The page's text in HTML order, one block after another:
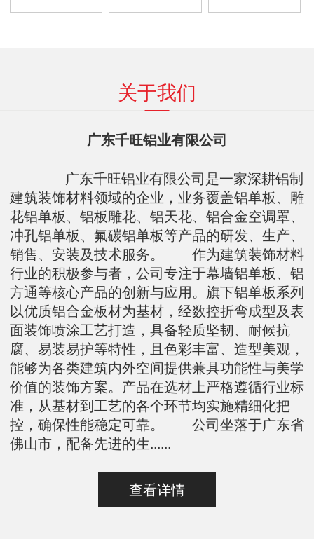
关于我们
广东千旺铝业有限公司
广东千旺铝业有限公司是一家深耕铝制
建筑装饰材料领域的企业，业务覆盖铝单板、雕
花铝单板、铝板雕花、铝天花、铝合金空调罩、
冲孔铝单板、氟碳铝单板等产品的研发、生产、
销售、安装及技术服务。 作为建筑装饰材料
行业的积极参与者，公司专注于幕墙铝单板、铝
方通等核心产品的创新与应用。旗下铝单板系列
以优质铝合金板材为基材，经数控折弯成型及表
面装饰喷涂工艺打造，具备轻质坚韧、耐候抗
腐、易装易护等特性，且色彩丰富、造型美观，
能够为各类建筑内外空间提供兼具功能性与美学
价值的装饰方案。产品在选材上严格遵循行业标
准，从基材到工艺的各个环节均实施精细化把
控，确保性能稳定可靠。 公司坐落于广东省
佛山市，配备先进的生......
查看详情